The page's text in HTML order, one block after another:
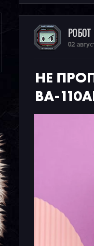
РОБОТ
02
НЕ
BA-